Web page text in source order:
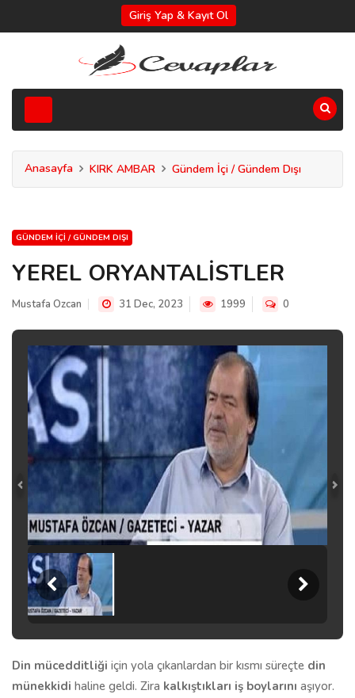
Giriş Yap & Kayıt Ol
Anasayfa KIRK AMBAR Gündem İçi / Gündem Dışı
GÜNDEM İÇI / GÜNDEM DIŞI
YEREL ORYANTALİSTLER
Mustafa Ozcan 31 Dec, 2023 1999 0
Din mücedditliği için yola çıkanlardan bir kısmı süreçte din
münekkidi haline geldi. Zira kalkıştıkları iş boylarını aşıyor.